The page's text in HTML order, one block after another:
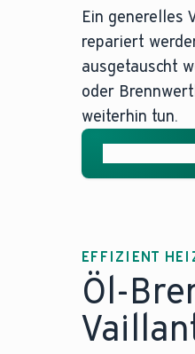
Ein generelles
repariert
ausgetauscht
oder
weiterhin tun.
EFFIZIENT
Öl-